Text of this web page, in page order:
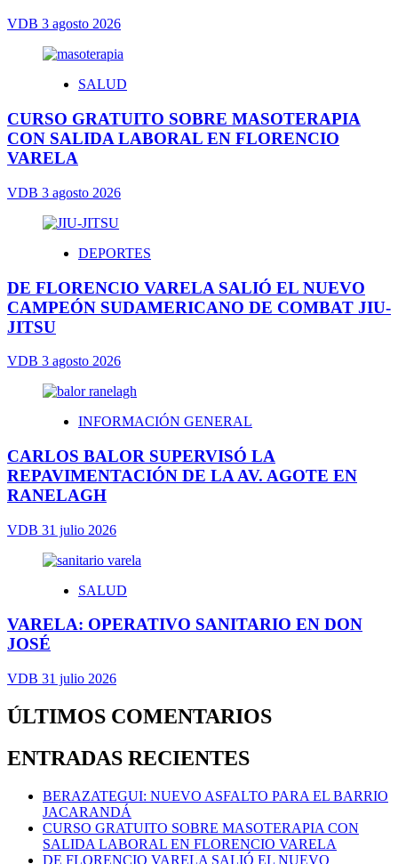
VDB 3 agosto 2026
SALUD
CURSO GRATUITO SOBRE MASOTERAPIA
CON SALIDA LABORAL EN FLORENCIO
VARELA
VDB 3 agosto 2026
DEPORTES
DE FLORENCIO VARELA SALIÓ EL NUEVO
CAMPEÓN SUDAMERICANO DE COMBAT JIU-
JITSU
VDB 3 agosto 2026
INFORMACIÓN GENERAL
CARLOS BALOR SUPERVISÓ LA
REPAVIMENTACIÓN DE LA AV. AGOTE EN
RANELAGH
VDB 31 julio 2026
SALUD
VARELA: OPERATIVO SANITARIO EN DON
JOSÉ
VDB 31 julio 2026
ÚLTIMOS COMENTARIOS
ENTRADAS RECIENTES
BERAZATEGUI: NUEVO ASFALTO PARA EL BARRIO
JACARANDÁ
CURSO GRATUITO SOBRE MASOTERAPIA CON
SALIDA LABORAL EN FLORENCIO VARELA
DE FLORENCIO VARELA SALIÓ EL NUEVO